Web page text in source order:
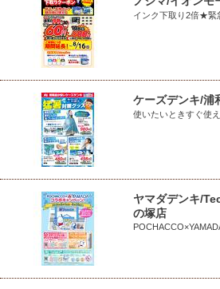
インク下取り2倍★緊
ケーズデンキ/浦
使いたいときすぐ使
ヤマダデンキ/
の塚店